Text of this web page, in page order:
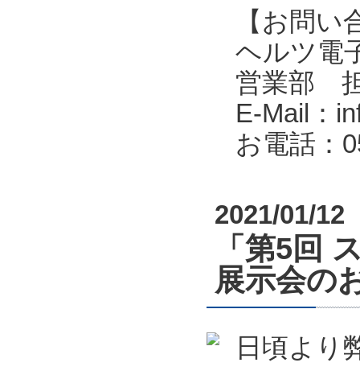
【お問い
ヘルツ電
営業部
E-Mail：
お電話：
2021/01/12
「第5回
展示会の
日頃より